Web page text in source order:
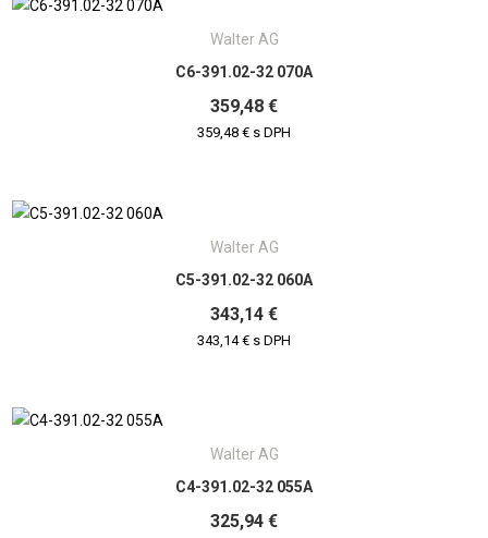
Walter AG
C6-391.02-32 070A
359,48 €
359,48 € s DPH
Walter AG
C5-391.02-32 060A
343,14 €
343,14 € s DPH
Walter AG
C4-391.02-32 055A
325,94 €